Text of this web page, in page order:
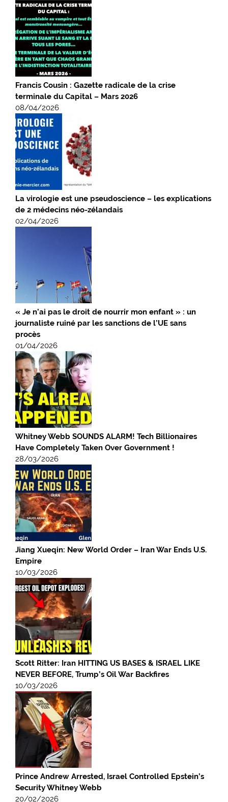
Francis Cousin : Gazette radicale de la crise
terminale du Capital – Mars 2026
08/04/2026
La virologie est une pseudoscience – les explications
de 2 médecins néo-zélandais
02/04/2026
« Je n’ai pas le droit de nourrir mon enfant » : un
journaliste ruiné par les sanctions de l’UE sans
procès
01/04/2026
Whitney Webb SOUNDS ALARM! Tech Billionaires
Have Completely Taken Over Government !
28/03/2026
Jiang Xueqin: New World Order – Iran War Ends U.S.
Empire
10/03/2026
Scott Ritter: Iran HITTING US BASES & ISRAEL LIKE
NEVER BEFORE, Trump’s Oil War Backfires
10/03/2026
Prince Andrew Arrested, Israel Controlled Epstein’s
Security Whitney Webb
20/02/2026